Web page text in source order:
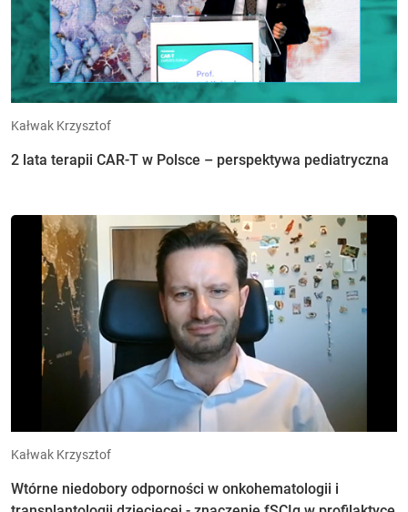
Kałwak Krzysztof
2 lata terapii CAR-T w Polsce – perspektywa pediatryczna
Kałwak Krzysztof
Wtórne niedobory odporności w onkohematologii i